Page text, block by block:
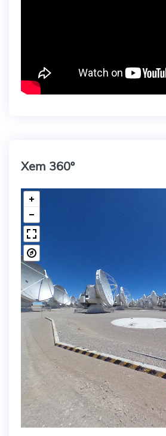
Xem 360º